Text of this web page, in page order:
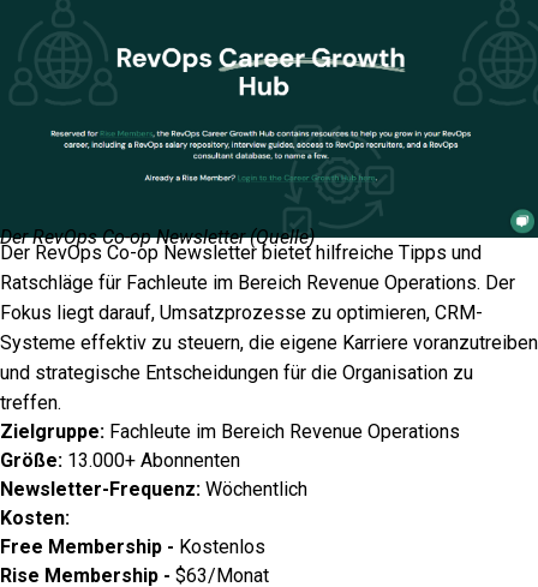
Der RevOps Co-op Newsletter (Quelle)
Der RevOps Co-op Newsletter bietet hilfreiche Tipps und
Ratschläge für Fachleute im Bereich Revenue Operations. Der
Fokus liegt darauf, Umsatzprozesse zu optimieren, CRM-
Systeme effektiv zu steuern, die eigene Karriere voranzutreiben
und strategische Entscheidungen für die Organisation zu
treffen.
Zielgruppe: Fachleute im Bereich Revenue Operations
Größe: 13.000+ Abonnenten
Newsletter-Frequenz: Wöchentlich
Kosten:
Free Membership - Kostenlos
Rise Membership - $63/Monat